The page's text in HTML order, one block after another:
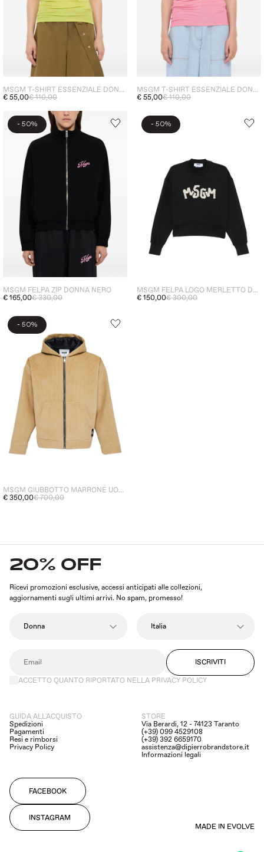
MSGM T-SHIRT ESSENZIALE DONNA GIALLO
€ 55,00€ 110,00
MSGM T-SHIRT ESSENZIALE DONNA ROSA
€ 55,00€ 110,00
- 50%
MSGM FELPA ZIP DONNA NERO
€ 165,00€ 330,00
- 50%
MSGM FELPA LOGO MERLETTO DONNA NERO
€ 150,00€ 300,00
- 50%
MSGM GIUBBOTTO MARRONE UOMO COSTINE MILLERIGHE
€ 350,00€ 700,00
20% OFF
Ricevi promozioni esclusive, accessi anticipati alle collezioni,
aggiornamenti sugli ultimi arrivi. No spam, promesso!
ISCRIVITI
ACCETTO QUANTO RIPORTATO NELLA PRIVACY POLICY
GUIDA ALL'ACQUISTO
Spedizioni
Pagamenti
Resi e rimborsi
Privacy Policy
STORE
Via Berardi, 12 - 74123 Taranto
(+39) 099 4529108
(+39) 392 6659170
assistenza@dipierrobrandstore.it
Informazioni legali
FACEBOOK
INSTAGRAM
MADE IN EVOLVE